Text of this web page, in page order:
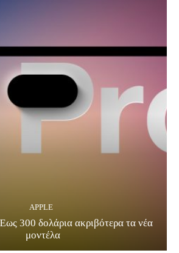
APPLE
300 δολάρια ακριβότερα τα νέα
μοντέλα